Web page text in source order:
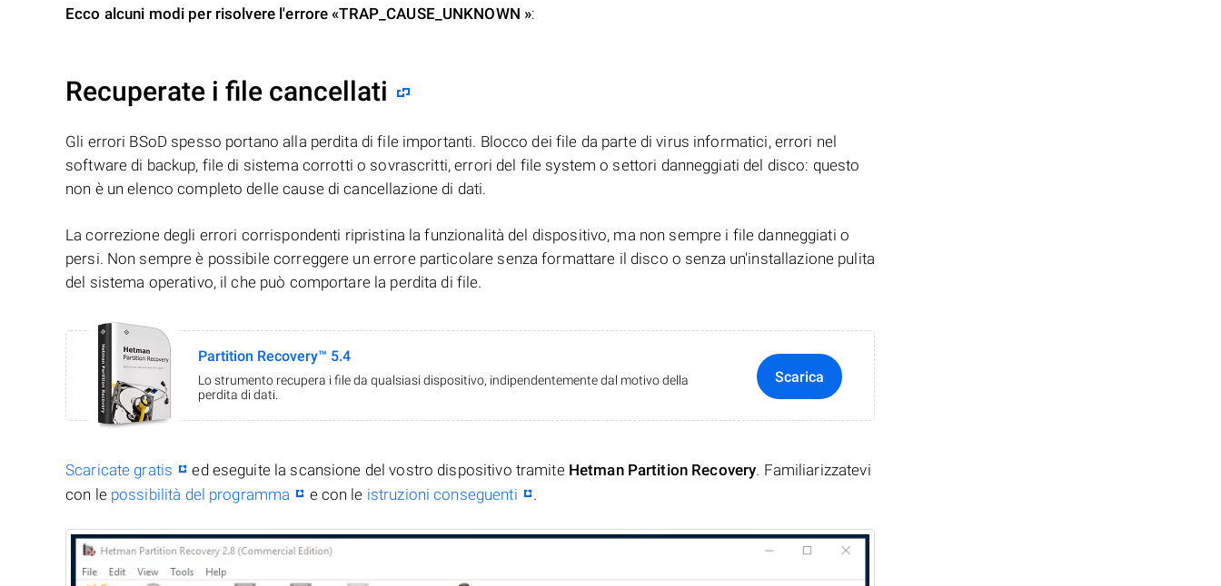
Ecco alcuni modi per risolvere l'errore «TRAP_CAUSE_UNKNOWN »:
Recuperate i file cancellati
Gli errori BSoD spesso portano alla perdita di file importanti. Blocco dei file da parte di virus informatici, errori nel
software di backup, file di sistema corrotti o sovrascritti, errori del file system o settori danneggiati del disco: questo
non è un elenco completo delle cause di cancellazione di dati.
La correzione degli errori corrispondenti ripristina la funzionalità del dispositivo, ma non sempre i file danneggiati o
persi. Non sempre è possibile correggere un errore particolare senza formattare il disco o senza un'installazione pulita
del sistema operativo, il che può comportare la perdita di file.
Partition Recovery™ 5.4
Lo strumento recupera i file da qualsiasi dispositivo, indipendentemente dal motivo della
perdita di dati.
Scarica
Scaricate gratis ed eseguite la scansione del vostro dispositivo tramite Hetman Partition Recovery. Familiarizzatevi
con le possibilità del programma e con le istruzioni conseguenti .